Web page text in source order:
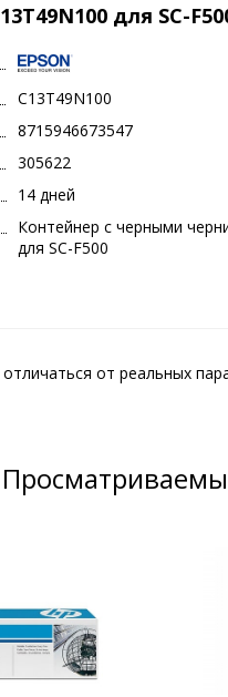
для SC-
C13T49N100
8715946673547
305622
14 дней
Контейнер с черными
для SC-F500
от реальных